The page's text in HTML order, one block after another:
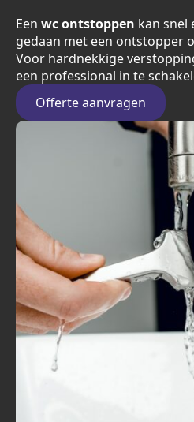
Een wc ontstoppen kan snel
gedaan met een ontstopper
Voor hardnekkige
een professional in te
Offerte aanvragen